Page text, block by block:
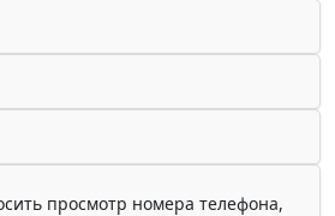
просмотр номера телефона,